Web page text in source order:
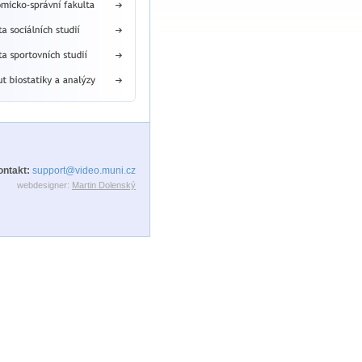
support@video.muni.cz
webdesigner: Martin Dolenský